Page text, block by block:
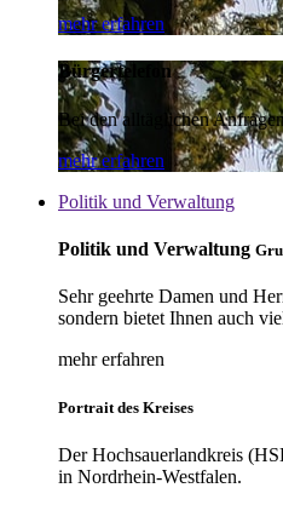
mehr erfahren
Bürgertelefon
Bei den alltäglichen
mehr erfahren
Politik und Verwaltung
Politik und Verwaltung
Sehr geehrte Damen und
sondern bietet Ihnen auch
mehr erfahren
Portrait des Kreises
Der Hochsauerlandkreis
in Nordrhein-Westfalen.